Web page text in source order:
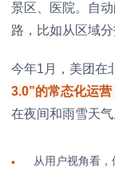
景区、医院。自
路，比如从区域
今年1月，美团在
3.0”的常态化运营
在夜间和雨雪天
•
从用户视角看